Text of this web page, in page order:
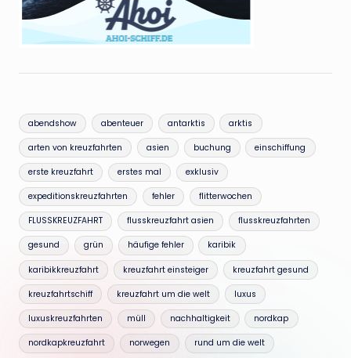
abendshow abenteuer antarktis arktis
arten von kreuzfahrten asien buchung einschiffung
erste kreuzfahrt erstes mal exklusiv
expeditionskreuzfahrten fehler flitterwochen
FLUSSKREUZFAHRT flusskreuzfahrt asien flusskreuzfahrten
gesund grün häufige fehler karibik
karibikkreuzfahrt kreuzfahrt einsteiger kreuzfahrt gesund
kreuzfahrtschiff kreuzfahrt um die welt luxus
luxuskreuzfahrten müll nachhaltigkeit nordkap
nordkapkreuzfahrt norwegen rund um die welt